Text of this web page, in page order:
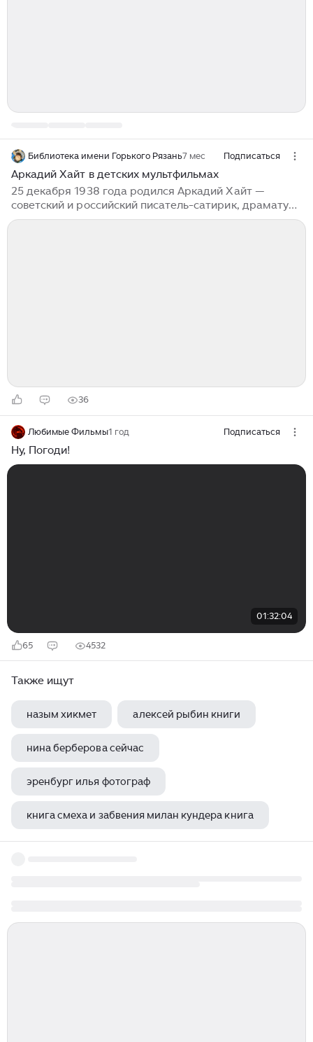
Библиотека имени Горького Рязань7 мес Подписаться
Аркадий Хайт в детских мультфильмах
25 декабря 1938 года родился Аркадий Хайт —
советский и российский писатель-сатирик, драматург
и сценарист. Его миниатюры исполняли Аркадий
36
Любимые Фильмы1 год Подписаться
Ну, Погоди!
01:32:04
65 4532
Также ищут
назым хикмет алексей рыбин книги
нина берберова сейчас
эренбург илья фотограф
книга смеха и забвения милан кундера книга